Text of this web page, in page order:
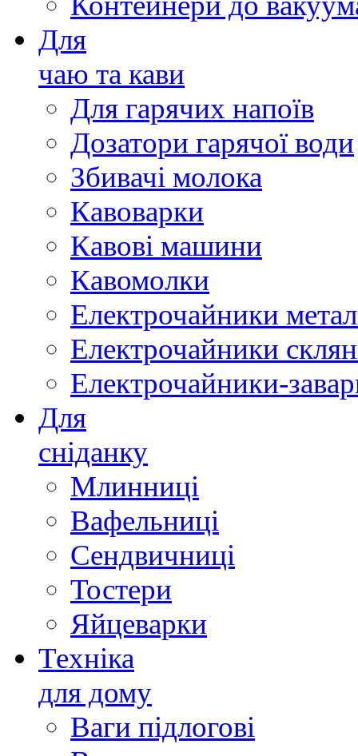
Для
чаю та кави
Для гарячих напоїв
Дозатори гарячої води
Збивачі молока
Кавоварки
Кавові машини
Кавомолки
Електрочайники
Електрочайники
Електрочайники-
Для
сніданку
Млинниці
Вафельниці
Сендвичниці
Тостери
Яйцеварки
Техніка
для дому
Ваги підлогові